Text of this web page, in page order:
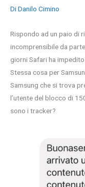
DiDanilo Cimino
Rispondo ad un paio di
incomprensibile da
giorni Safari ha
Stessa cosa per
Samsung che si trova
l’utente del blocco di
sono i tracker?